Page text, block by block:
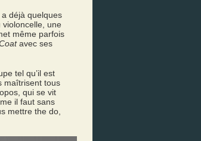
déjà quelques
violoncelle, une
même parfois
avec ses
tel qu’il est
maîtrisent tous
qui se vit
il faut sans
mettre the do,